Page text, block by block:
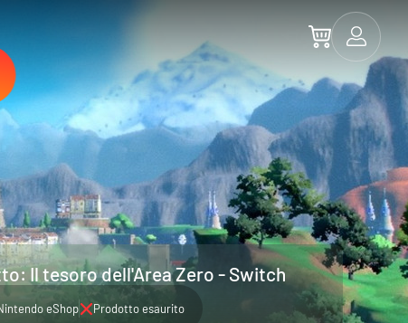
Il tesoro dell'Area Zero - Switch
eShop Prodotto esaurito